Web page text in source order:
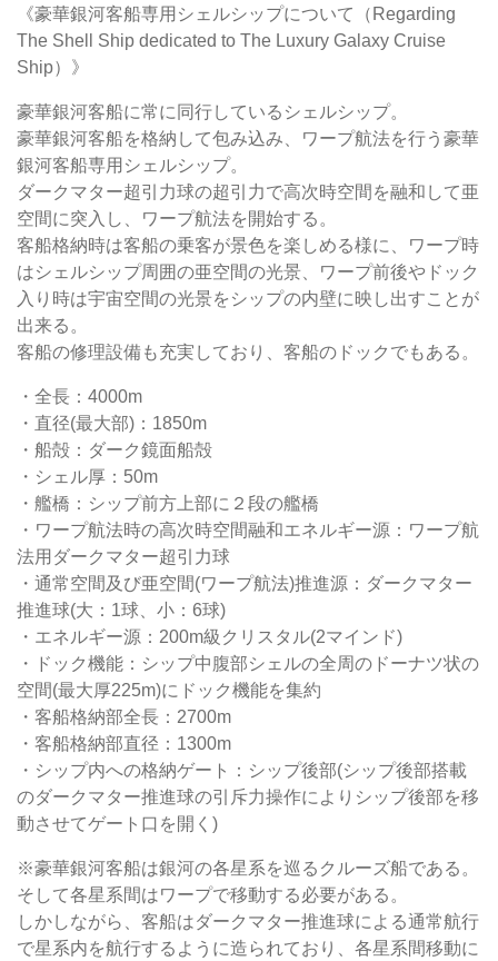
《豪華銀河客船専用シェルシップについて（Regarding
The Shell Ship dedicated to The Luxury Galaxy Cruise
Ship）》
豪華銀河客船に常に同行しているシェルシップ。
豪華銀河客船を格納して包み込み、ワープ航法を行う豪華
銀河客船専用シェルシップ。
ダークマター超引力球の超引力で高次時空間を融和して亜
空間に突入し、ワープ航法を開始する。
客船格納時は客船の乗客が景色を楽しめる様に、ワープ時
はシェルシップ周囲の亜空間の光景、ワープ前後やドック
入り時は宇宙空間の光景をシップの内壁に映し出すことが
出来る。
客船の修理設備も充実しており、客船のドックでもある。
・全長：4000m
・直径(最大部)：1850m
・船殻：ダーク鏡面船殻
・シェル厚：50m
・艦橋：シップ前方上部に２段の艦橋
・ワープ航法時の高次時空間融和エネルギー源：ワープ航
法用ダークマター超引力球
・通常空間及び亜空間(ワープ航法)推進源：ダークマター
推進球(大：1球、小：6球)
・エネルギー源：200m級クリスタル(2マインド)
・ドック機能：シップ中腹部シェルの全周のドーナツ状の
空間(最大厚225m)にドック機能を集約
・客船格納部全長：2700m
・客船格納部直径：1300m
・シップ内への格納ゲート：シップ後部(シップ後部搭載
のダークマター推進球の引斥力操作によりシップ後部を移
動させてゲート口を開く)
※豪華銀河客船は銀河の各星系を巡るクルーズ船である。
そして各星系間はワープで移動する必要がある。
しかしながら、客船はダークマター推進球による通常航行
で星系内を航行するように造られており、各星系間移動に